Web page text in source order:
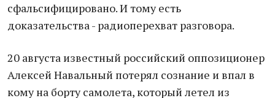
сфальсифицировано. И тому есть
доказательства - радиоперехват разговора.
20 августа известный российский оппозиционер
Алексей Навальный потерял сознание и впал в
кому на борту самолета, который летел из